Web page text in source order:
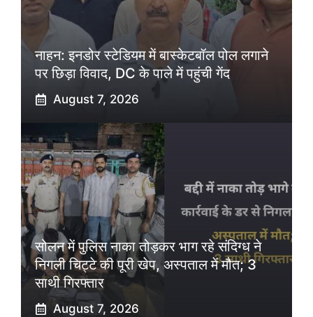
नाहन: इनडोर स्टेडियम में बास्केटबॉल पोल लगाने
पर छिड़ा विवाद, DC के पाले में पहुंची गेंद
August 7, 2026
सोलन में पुलिस नाका तोड़कर भाग रहे संदिग्ध ने
निगली चिट्टे की पूरी खेप, अस्पताल में मौत; 3
साथी गिरफ्तार
August 7, 2026